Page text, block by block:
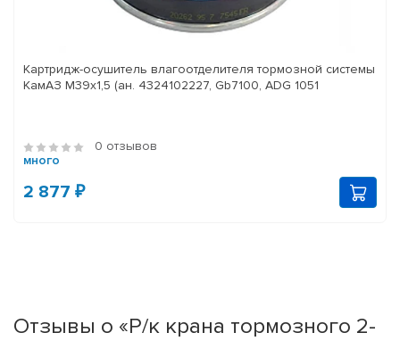
Картридж-осушитель влагоотделителя тормозной системы
КамАЗ M39x1,5 (ан. 4324102227, Gb7100, ADG 1051
0 отзывов
много
2 877 ₽
Отзывы о «Р/к крана тормозного 2-